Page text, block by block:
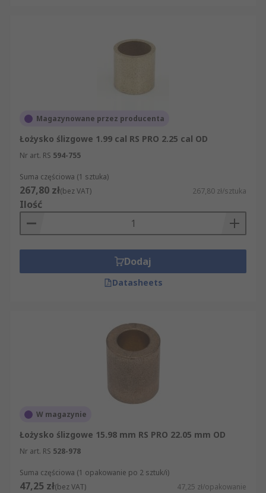
Magazynowane przez producenta
Łożysko ślizgowe 1.99 cal RS PRO 2.25 cal OD
Nr art. RS 594-755
Suma częściowa (1 sztuka)
267,80 zł(bez VAT) 267,80 zł/sztuka
Ilość
Dodaj
Datasheets
W magazynie
Łożysko ślizgowe 15.98 mm RS PRO 22.05 mm OD
Nr art. RS 528-978
Suma częściowa (1 opakowanie po 2 sztuk/i)
47,25 zł(bez VAT) 47,25 zł/opakowanie